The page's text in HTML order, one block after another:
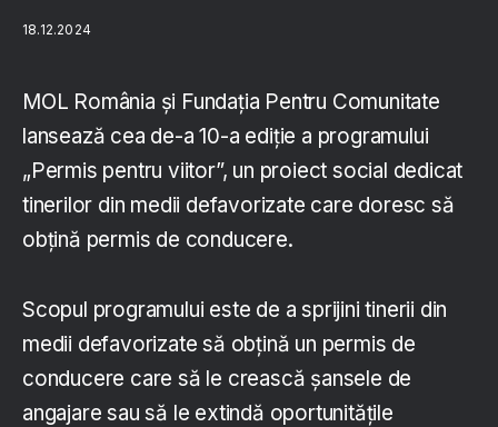
18.12.2024
MOL România și Fundația Pentru Comunitate
lansează cea de-a 10-a ediție a programului
„Permis pentru viitor”, un proiect social dedicat
tinerilor din medii defavorizate care doresc să
obțină permis de conducere.
Scopul programului este de a sprijini tinerii din
medii defavorizate să obțină un permis de
conducere care să le crească șansele de
angajare sau să le extindă oportunitățile